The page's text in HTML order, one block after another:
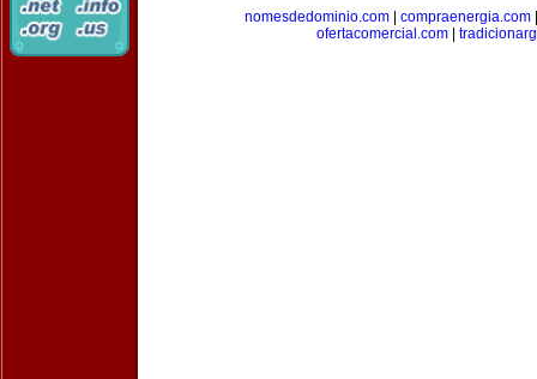
nomesdedominio.com| compraenergia.com
ofertacomercial.com